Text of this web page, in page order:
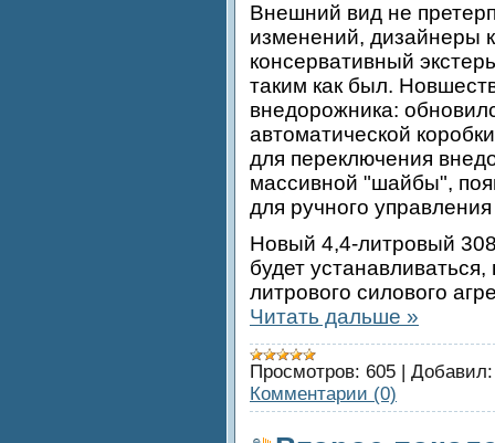
Внешний вид не
изменений, дизайнеры
консервативный
таким как был.
внедорожника:
автоматической
для переключения
массивной "шайбы",
для ручного
Новый 4,4-литровый
будет
литрового силового
Читать дальше »
Просмотров: 605 | Добавил:
Комментарии (0)